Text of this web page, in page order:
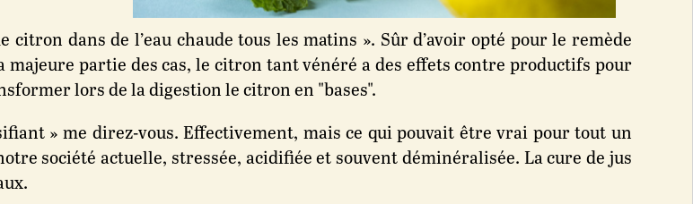
dans de l’eau chaude tous les matins ». Sûr d’avoir opté pour le remède
partie des cas, le citron tant vénéré a des effets contre productifs pour
lors de la digestion le citron en "bases".
» me direz-vous. Effectivement, mais ce qui pouvait être vrai pour tout un
société actuelle, stressée, acidifiée et souvent déminéralisée. La cure de jus